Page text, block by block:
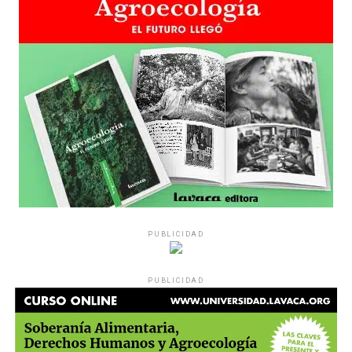
Década perdida: Marta Montero,
mamá de Lucía Pérez
“Estamos como el día 1”. La frase de la madre de la joven
sensibilidad al tema, la conversación se vuelve muy
estratégica, hay que evitar el choque frontal. Mi método
es a través del interrogante, que puedan encarnar la
pregunta», comparte Gonzalo, de 41 años.
PUBLICIDAD
PUBLICIDAD